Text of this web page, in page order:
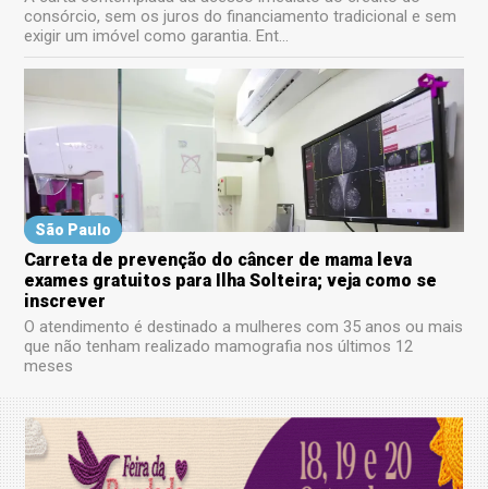
consórcio, sem os juros do financiamento tradicional e sem
exigir um imóvel como garantia. Ent...
São Paulo
Carreta de prevenção do câncer de mama leva
exames gratuitos para Ilha Solteira; veja como se
inscrever
O atendimento é destinado a mulheres com 35 anos ou mais
que não tenham realizado mamografia nos últimos 12
meses